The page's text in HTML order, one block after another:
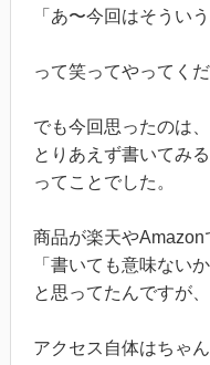
「あ〜今回はそうい
って笑ってやってく
でも今回思ったのは、
とりあえず書いてみ
ってことでした。
商品が楽天やAmazon
「書いても意味ないか
と思ってたんですが、
アクセス自体はちゃん